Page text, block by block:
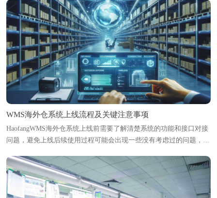
WMS海外仓系统上线流程及关键注意事项
HaofangWMS海外仓系统上线前需要了解清楚系统的功能和接口对接
问题，避免上线后续使用过程可能会出现一些没有考虑过的问题，导
中的关键注意事项，帮助海外...